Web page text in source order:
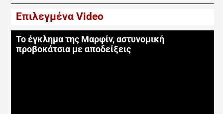
Επιλεγμένα Video
Το έγκλημα της Μαρφίν, αστυνομική
προβοκάτσια με αποδείξεις